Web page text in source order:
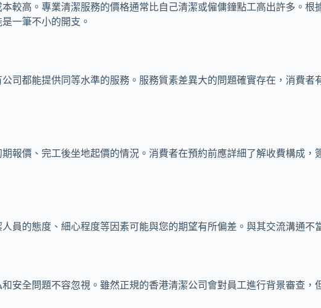
較高。專業清潔服務的價格通常比自己清潔或僱傭鐘點工高出許多。
一筆不小的開支。
司都能提供同等水準的服務。服務質素差異大的問題確實存在，消費
報價、完工後坐地起價的情況。消費者在預約前應詳細了解收費構成
員的態度、細心程度等因素可能與您的期望有所偏差。與其交流溝通
安全問題不容忽視。雖然正規的香港清潔公司會對員工進行背景審查